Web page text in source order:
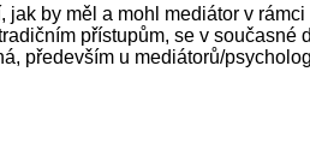
by měl a mohl mediátor v
přístupům, se v současné
především u mediátorů/